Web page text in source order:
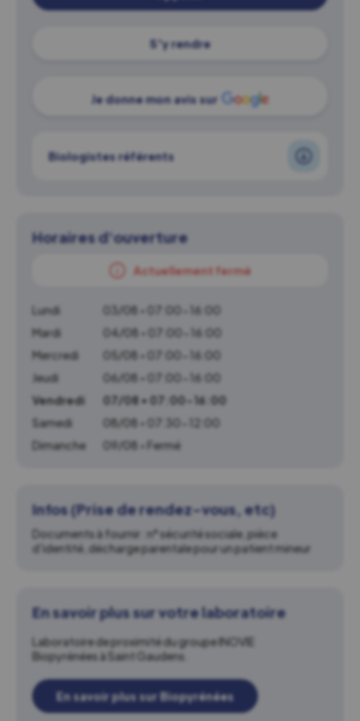
S'y rendre
Je donne mon avis sur
Biologistes référents
Horaires d'ouverture
Actuellement fermé
Lundi
03/08 • 07:00-16:00
Mardi
04/08 • 07:00-16:00
Mercredi
05/08 • 07:00-16:00
Jeudi
06/08 • 07:00-16:00
Vendredi
07/08 • 07:00-16:00
Samedi
08/08 • 07:30-12:00
Dimanche
09/08 • Fermé
Infos (Prise de rendez-vous, etc)
Documents à fournir : n° sécurité sociale, pièce
d'identité, décharge parentale pour un patient mineur
En savoir plus sur votre laboratoire
Laboratoire de proximité du groupe INOVIE
Biopyrénées à Saint Gaudens.
En savoir plus sur Biopyrénées